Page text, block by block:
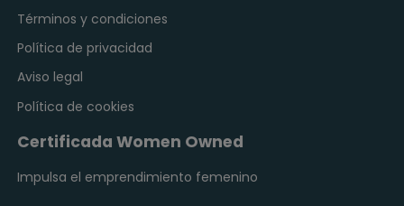
Términos y condiciones
Política de privacidad
Aviso legal
Política de cookies
Certificada Women Owned
Impulsa el emprendimiento femenino